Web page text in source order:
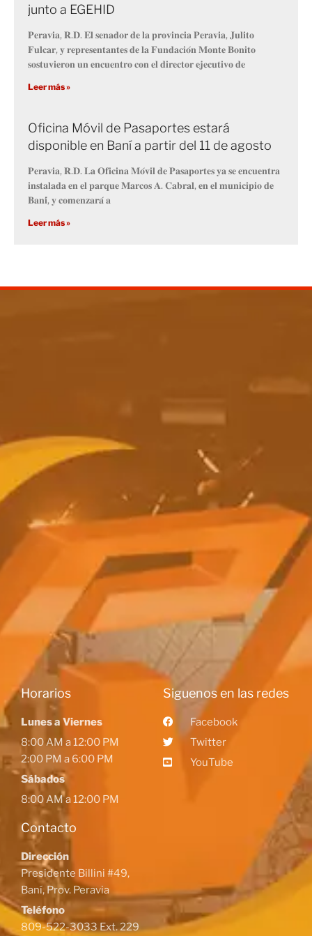
junto a EGEHID
𝐏𝐞𝐫𝐚𝐯𝐢𝐚, 𝐑.𝐃. 𝐄𝐥 𝐬𝐞𝐧𝐚𝐝𝐨𝐫 𝐝𝐞 𝐥𝐚 𝐩𝐫𝐨𝐯𝐢𝐧𝐜𝐢𝐚 𝐏𝐞𝐫𝐚𝐯𝐢𝐚, 𝐉𝐮𝐥𝐢𝐭𝐨
𝐅𝐮𝐥𝐜𝐚𝐫, 𝐲 𝐫𝐞𝐩𝐫𝐞𝐬𝐞𝐧𝐭𝐚𝐧𝐭𝐞𝐬 𝐝𝐞 𝐥𝐚 𝐅𝐮𝐧𝐝𝐚𝐜𝐢𝐨́𝐧 𝐌𝐨𝐧𝐭𝐞 𝐁𝐨𝐧𝐢𝐭𝐨
𝐬𝐨𝐬𝐭𝐮𝐯𝐢𝐞𝐫𝐨𝐧 𝐮𝐧 𝐞𝐧𝐜𝐮𝐞𝐧𝐭𝐫𝐨 𝐜𝐨𝐧 𝐞𝐥 𝐝𝐢𝐫𝐞𝐜𝐭𝐨𝐫 𝐞𝐣𝐞𝐜𝐮𝐭𝐢𝐯𝐨 𝐝𝐞
Leer más »
Oficina Móvil de Pasaportes estará
disponible en Baní a partir del 11 de agosto
𝐏𝐞𝐫𝐚𝐯𝐢𝐚, 𝐑.𝐃. 𝐋𝐚 𝐎𝐟𝐢𝐜𝐢𝐧𝐚 𝐌𝐨́𝐯𝐢𝐥 𝐝𝐞 𝐏𝐚𝐬𝐚𝐩𝐨𝐫𝐭𝐞𝐬 𝐲𝐚 𝐬𝐞 𝐞𝐧𝐜𝐮𝐞𝐧𝐭𝐫𝐚
𝐢𝐧𝐬𝐭𝐚𝐥𝐚𝐝𝐚 𝐞𝐧 𝐞𝐥 𝐩𝐚𝐫𝐪𝐮𝐞 𝐌𝐚𝐫𝐜𝐨𝐬 𝐀. 𝐂𝐚𝐛𝐫𝐚𝐥, 𝐞𝐧 𝐞𝐥 𝐦𝐮𝐧𝐢𝐜𝐢𝐩𝐢𝐨 𝐝𝐞
𝐁𝐚𝐧𝐢́, 𝐲 𝐜𝐨𝐦𝐞𝐧𝐳𝐚𝐫𝐚́ 𝐚
Leer más »
Horarios
Lunes a Viernes
8:00 AM a 12:00 PM
2:00 PM a 6:00 PM
Sábados
8:00 AM a 12:00 PM
Contacto
Dirección
Presidente Billini #49,
Baní, Prov. Peravia
Teléfono
809-522-3033 Ext. 229
Siguenos en las redes
Facebook
Twitter
YouTube